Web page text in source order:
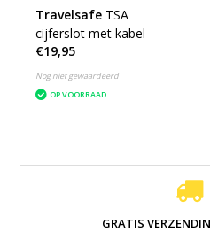
Travelsafe TSA
cijferslot met kabel
€19,95
Nog niet gewaardeerd
OP VOORRAAD
GRATIS